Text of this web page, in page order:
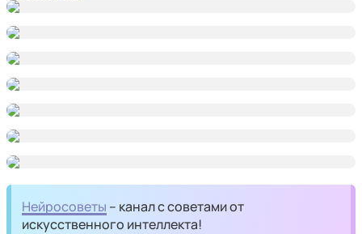
Нейросоветы – канал с советами от
искусственного интеллекта!